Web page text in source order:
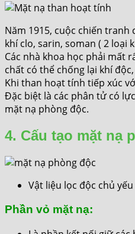
Năm 1915, cuộc chiến
khí clo, sarin, soman ( 2 loại
Các nhà khoa học phải mất
chất có thể chống lại khí
Khi than hoạt tính tiếp xúc
Đặc biệt là các phân tử có
mặt nạ phòng độc.
4. Cấu tạo mặt nạ
Vật liệu lọc độc chủ
Phần vỏ mặt nạ: